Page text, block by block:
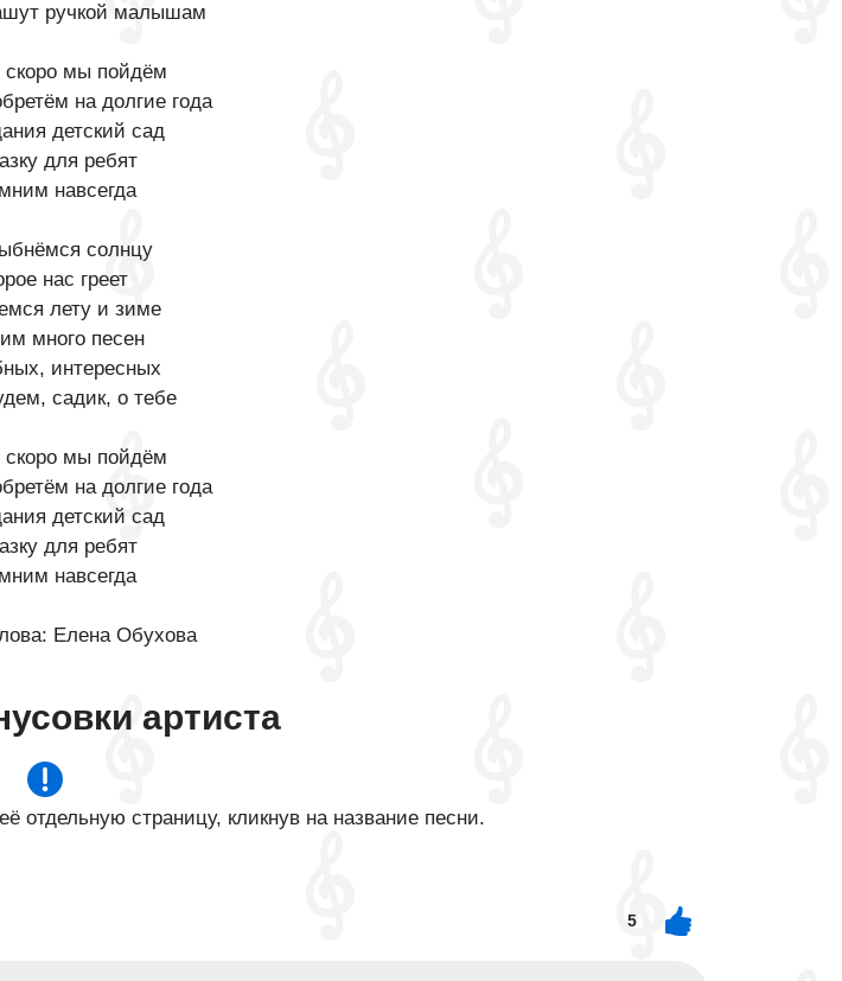
ручкой малышам
мы пойдём
на долгие года
детский сад
для ребят
навсегда
солнцу
нас греет
лету и зиме
много песен
интересных
садик, о тебе
мы пойдём
на долгие года
детский сад
для ребят
навсегда
Елена Обухова
артиста
отдельную страницу, кликнув на название песни.
5